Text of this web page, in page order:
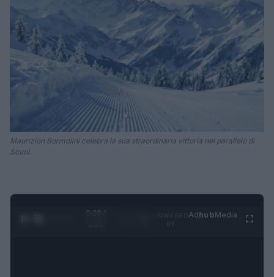
Maurizion Bormolini celebra la sua straordinaria vittoria nel parallelo di
Scuol.
0:28 /
AdhubMedia